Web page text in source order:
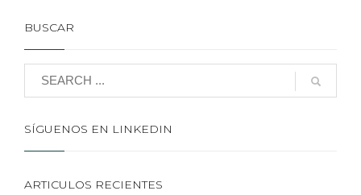
BUSCAR
SÍGUENOS EN LINKEDIN
ARTICULOS RECIENTES